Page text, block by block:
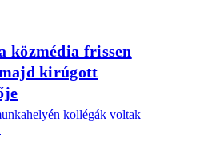
közmédia frissen
kirúgott
kollégák voltak